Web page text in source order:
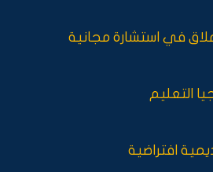
في استشارة مجانية
التعليم
افتراضية